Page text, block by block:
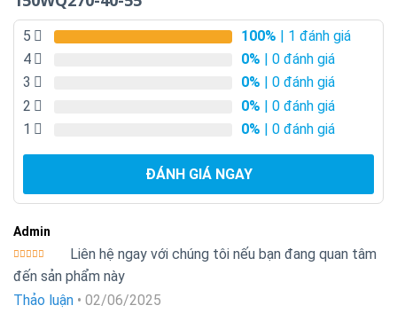
5 100% | 1 đánh giá
4
0% | 0 đánh giá
3
0% | 0 đánh giá
2
0% | 0 đánh giá
1
0% | 0 đánh giá
ĐÁNH GIÁ NGAY
Admin
Được xếp
hạng 55
Liên hệ ngay với chúng tôi nếu bạn đang quan tâm
đến sản phẩm này
Thảo luận • 02/06/2025